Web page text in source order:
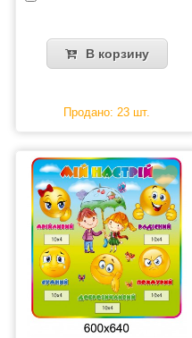
В корзину
Продано: 23 шт.